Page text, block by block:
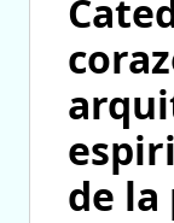
de la